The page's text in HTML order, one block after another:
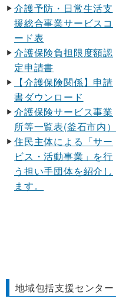
介護予防・日常生活支
援総合事業サービスコ
ード表
介護保険負担限度額認
定申請書
【介護保険関係】申請
書ダウンロード
介護保険サービス事業
所等一覧表(釜石市内）
住民主体による「サー
ビス・活動事業」を行
う担い手団体を紹介し
ます。
地域包括支援センター